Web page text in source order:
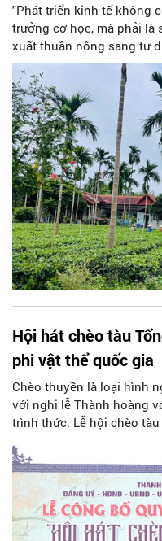
"Phát triển kinh tế không
trưởng cơ học, mà phải là
xuất thuần nông sang tư
làm đòn bẩy để định vị
là thông điệp xuyên suốt
Hai giai đoạn 2025-2030.
Hội hát chèo tàu
phi vật thể quốc gia
Chèo thuyền là loại hình
với nghi lễ Thành hoàng
trình thức. Lễ hội chèo